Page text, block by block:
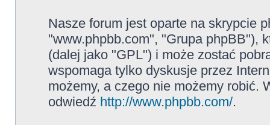
Nasze forum jest oparte na skrypcie
"www.phpbb.com", "Grupa phpBB"),
(dalej jako "GPL") i może zostać
wspomaga tylko dyskusje przez
możemy, a czego nie możemy robić.
odwiedź http://www.phpbb.com/.